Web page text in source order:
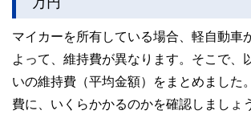
マイカーを所有している場合、軽自動車
よって、維持費が異なります。そこで、
いの維持費（平均金額）をまとめました
費に、いくらかかるのかを確認しましょ